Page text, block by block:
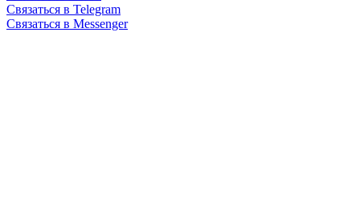
Связаться в Telegram
Связаться в Messenger